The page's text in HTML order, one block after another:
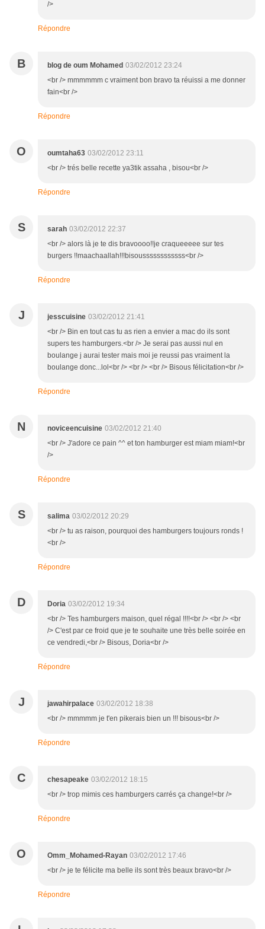
/>
Répondre
B blog de oum Mohamed 03/02/2012 23:24
<br /> mmmmmm c vraiment bon bravo ta réuissi a me donner
fain<br />
Répondre
O oumtaha63 03/02/2012 23:11
<br /> trés belle recette ya3tik assaha , bisou<br />
Répondre
S sarah 03/02/2012 22:37
<br /> alors là je te dis bravoooo!!je craqueeeee sur tes
burgers !!maachaallah!!!bisoussssssssssss<br />
Répondre
J jesscuisine 03/02/2012 21:41
<br /> Bin en tout cas tu as rien a envier a mac do ils sont
supers tes hamburgers.<br /> Je serai pas aussi nul en
boulange j aurai tester mais moi je reussi pas vraiment la
boulange donc...lol<br /> <br /> <br /> Bisous félicitation<br />
Répondre
N noviceencuisine 03/02/2012 21:40
<br /> J'adore ce pain ^^ et ton hamburger est miam miam!<br
/>
Répondre
S salima 03/02/2012 20:29
<br /> tu as raison, pourquoi des hamburgers toujours ronds !
<br />
Répondre
D Doria 03/02/2012 19:34
<br /> Tes hamburgers maison, quel régal !!!!<br /> <br /> <br
/> C'est par ce froid que je te souhaite une très belle soirée en
ce vendredi,<br /> Bisous, Doria<br />
Répondre
J jawahirpalace 03/02/2012 18:38
<br /> mmmmm je t'en pikerais bien un !!! bisous<br />
Répondre
C chesapeake 03/02/2012 18:15
<br /> trop mimis ces hamburgers carrés ça change!<br />
Répondre
O Omm_Mohamed-Rayan 03/02/2012 17:46
<br /> je te félicite ma belle ils sont très beaux bravo<br />
Répondre